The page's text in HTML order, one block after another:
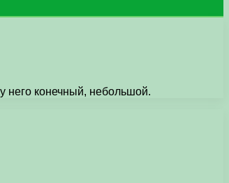
него конечный, небольшой.